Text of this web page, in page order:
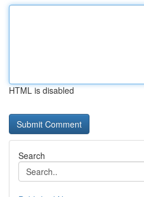
HTML is disabled
Search